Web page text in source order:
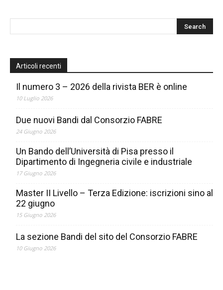
Articoli recenti
Il numero 3 – 2026 della rivista BER è online
10 Luglio 2026
Due nuovi Bandi dal Consorzio FABRE
24 Giugno 2026
Un Bando dell’Università di Pisa presso il
Dipartimento di Ingegneria civile e industriale
17 Giugno 2026
Master II Livello – Terza Edizione: iscrizioni sino al
22 giugno
15 Giugno 2026
La sezione Bandi del sito del Consorzio FABRE
10 Giugno 2026